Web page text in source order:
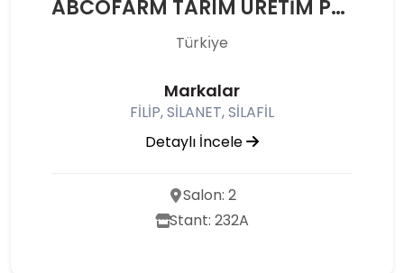
ABCOFARM TARIM ÜRETİM PAZARLAMA TİC. A.Ş.
Türkı̇ye
Markalar
FİLİP, SİLANET, SİLAFİL
Detaylı İncele
Salon: 2
Stant: 232A